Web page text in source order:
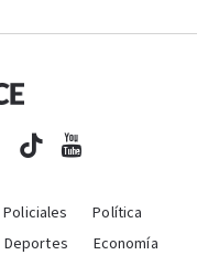
Policiales
Política
Deportes Economía